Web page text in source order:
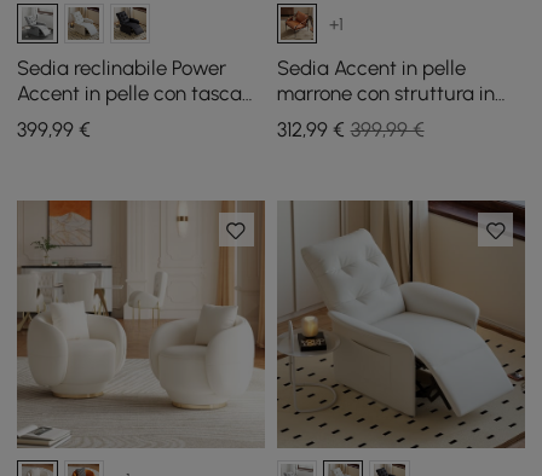
Sedia reclinabile Power
Accent in pelle con tasca
laterale
399,99 €
+1
Sedia Accent in pelle
marrone con struttura in
metallo, set di 2
312,99€ 399,99 €